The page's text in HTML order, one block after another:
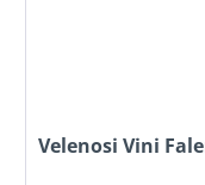
Velenosi Vini